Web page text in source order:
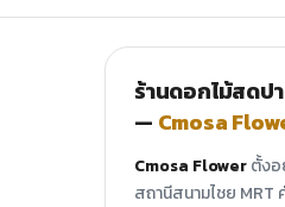
ร้านดอกไม้สดป
— Cmosa
Cmosa Flowerตั้ง
สถานีสนามไชย